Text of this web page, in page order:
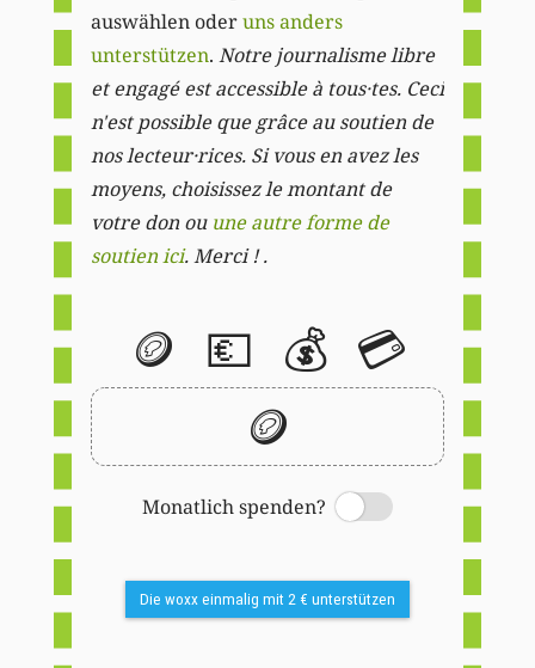
auswählen oderuns anders
unterstützen. Notre journalisme libre
et engagé est accessible à tous·tes. Ceci
n'est possible que grâce au soutien de
nos lecteur·rices. Si vous en avez les
moyens, choisissez le montant de
votre don ou une autre forme de
soutien ici. Merci ! .
🪙 💶 💰 💳
🪙
Monatlich spenden?
Switch
Die woxx einmalig mit 2 € unterstützen